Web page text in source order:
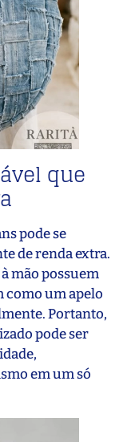
que
pode se
de renda extra.
mão possuem
como um apelo
Portanto,
pode ser
em um só